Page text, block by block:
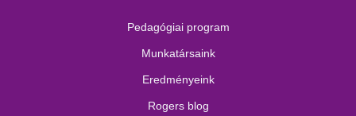
Pedagógiai program
Munkatársaink
Eredményeink
Rogers blog